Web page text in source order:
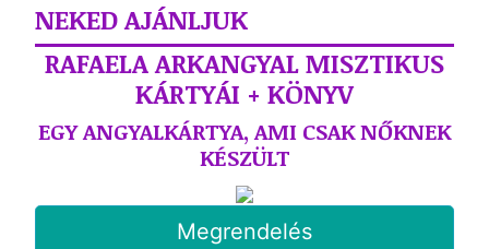
NEKED AJÁNLJUK
RAFAELA ARKANGYAL MISZTIKUS
KÁRTYÁI + KÖNYV
EGY ANGYALKÁRTYA, AMI CSAK NŐKNEK
KÉSZÜLT
Megrendelés